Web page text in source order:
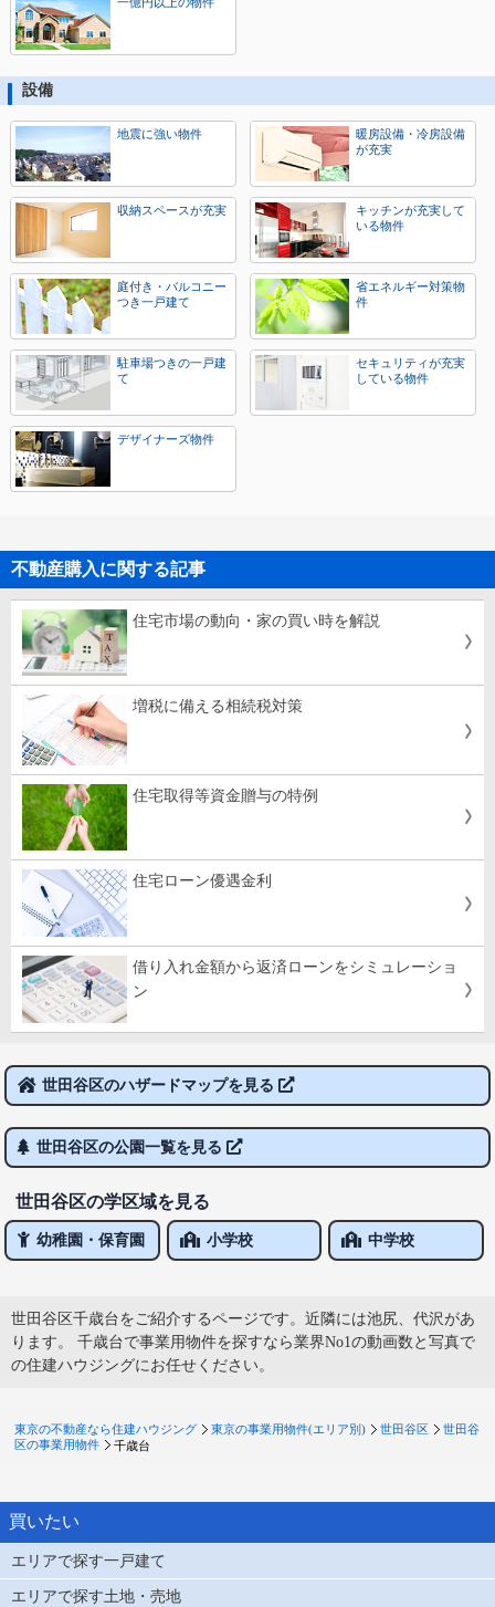
設備
地震に強い物件
暖房設備・冷房設備
が充実
収納スペースが充実
キッチンが充実して
いる物件
庭付き・バルコニー
つき一戸建て
省エネルギー対策物
件
駐車場つきの一戸建
て
セキュリティが充実
している物件
デザイナーズ物件
不動産購入に関する記事
住宅市場の動向・家の買い時を解説
増税に備える相続税対策
住宅取得等資金贈与の特例
住宅ローン優遇金利
借り入れ金額から返済ローンをシミュレーショ
ン
世田谷区のハザードマップを見る
世田谷区の公園一覧を見る
世田谷区の学区域を見る
幼稚園・保育園 小学校 中学校
世田谷区千歳台をご紹介するページです。近隣には池尻、代沢があ
ります。 千歳台で事業用物件を探すなら業界No1の動画数と写真で
の住建ハウジングにお任せください。
東京の不動産なら住建ハウジング 東京の事業用物件(エリア別) 世田谷区
世田谷
区の事業用物件
千歳台
買いたい
エリアで探す一戸建て
エリアで探す土地・売地